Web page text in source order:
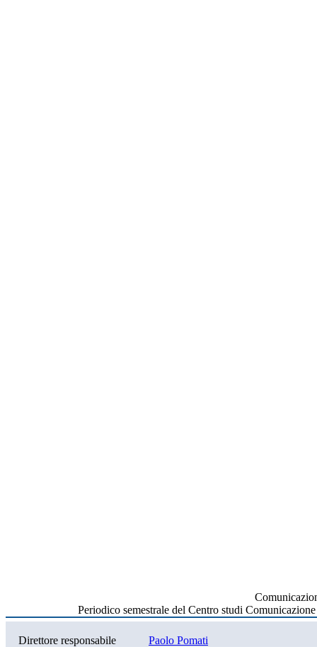
Periodico semestrale del Centro studi
Direttore responsabile
Paolo Pomati